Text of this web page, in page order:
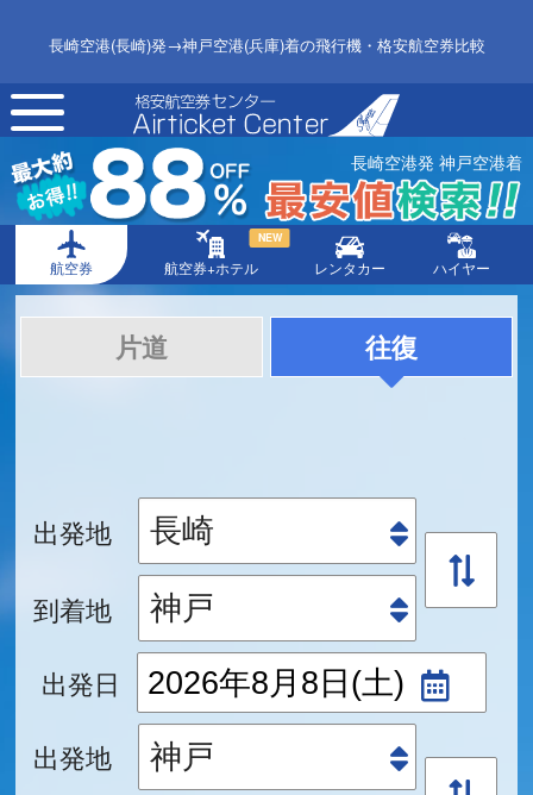
長崎空港(長崎)発→神戸空港(兵庫)着の飛行機・格安航空券比較
toggle
navigation
長崎空港発 神戸空港着
航空券 航空券+ホテル
NEW
レンタカー ハイヤー
片道 往復
出発地
到着地
出発日
出発地